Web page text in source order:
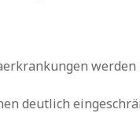
deutlich